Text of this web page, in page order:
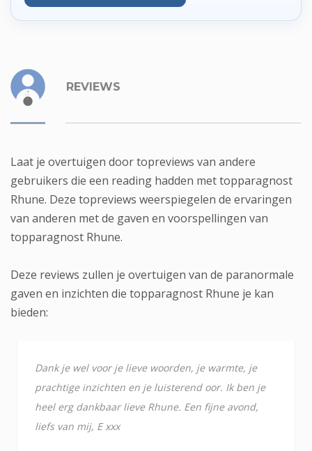
REVIEWS
Laat je overtuigen door topreviews van andere
gebruikers die een reading hadden met topparagnost
Rhune. Deze topreviews weerspiegelen de ervaringen
van anderen met de gaven en voorspellingen van
topparagnost Rhune.
Deze reviews zullen je overtuigen van de paranormale
gaven en inzichten die topparagnost Rhune je kan
bieden:
Dank je wel voor je lieve woorden, je warmte, je
prachtige inzichten en je luisterend oor. Ik ben je
heel erg dankbaar lieve Rhune. Een fijne avond,
liefs van mij, E xxx